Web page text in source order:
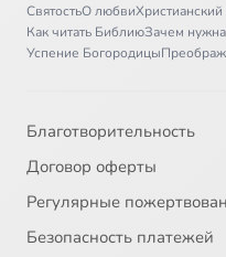
32 Об ИНН
СвятостьО любвиХристианский
Как читать БиблиюЗачем
Успение Богородицы
Благотворительность
Договор оферты
Регулярные
Безопасность платежей